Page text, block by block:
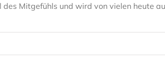
Mitgefühls und wird von vielen heute